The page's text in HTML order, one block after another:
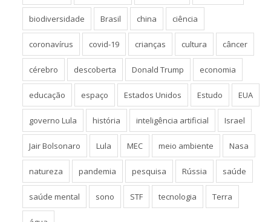
biodiversidade Brasil china ciência
coronavírus covid-19 crianças cultura câncer
cérebro descoberta Donald Trump economia
educação espaço Estados Unidos Estudo EUA
governo Lula história inteligência artificial Israel
Jair Bolsonaro Lula MEC meio ambiente Nasa
natureza pandemia pesquisa Rússia saúde
saúde mental sono STF tecnologia Terra